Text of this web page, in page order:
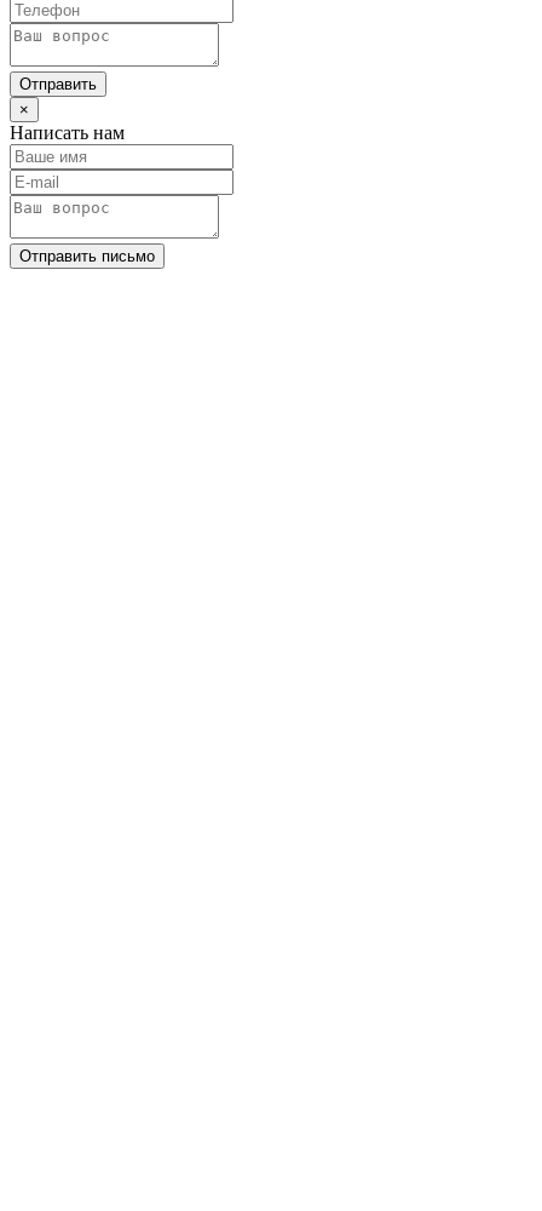
Отправить
×
Написать нам
Отправить письмо